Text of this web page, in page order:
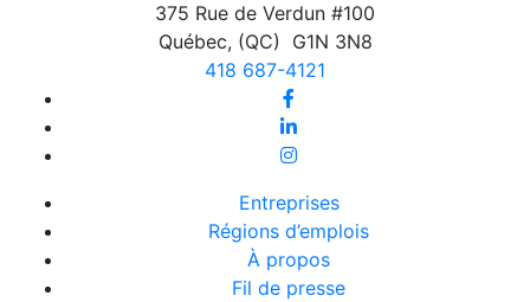
375 Rue de Verdun #100
Québec, (QC)
G1N 3N8
418 687-4121
Entreprises
Régions d’emplois
À propos
Fil de presse